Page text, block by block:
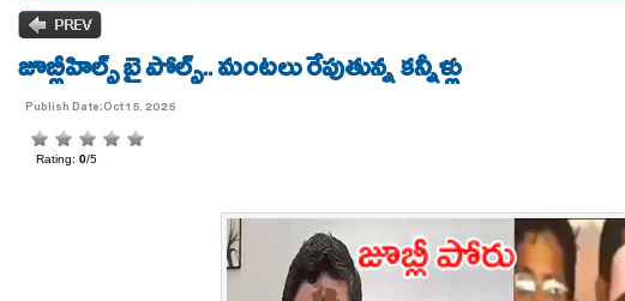
జూబ్లీహిల్స్ బై పోల్స్.. మంటలు రేపుతున్న కన్నీళ్లు
Publish Date:Oct 15, 2025